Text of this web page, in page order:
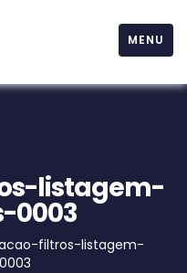
MENU
listagem-
0003
filtros-listagem-